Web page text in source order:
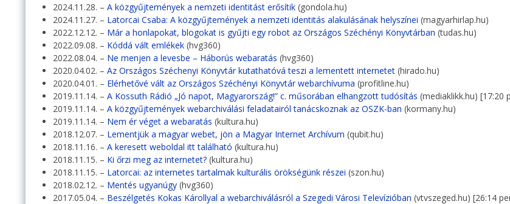
2024.11.28. – A közgyűjtemények a nemzeti identitást erősítik(gondola.hu)
2024.11.27. – Latorcai Csaba: A közgyűjtemények a nemzeti identitás alakulásának helyszínei (magyarhirlap.hu)
2022.12.12. – Már a honlapokat, blogokat is gyűjti egy robot az Országos Széchényi Könyvtárban (tudas.hu)
2022.09.08. – Kóddá vált emlékek(hvg360)
2022.08.04. – Ne menjen a levesbe – Háborús webaratás (hvg360)
2020.04.02. – Az Országos Széchenyi Könyvtár kutathatóvá teszi a lementett internetet(hirado.hu)
2020.04.01. – Elérhetővé vált az Országos Széchényi Könyvtár webarchívuma (profitline.hu)
2019.11.14. – A Kossuth Rádió „Jó napot, Magyarország!” c. műsorában elhangzott tudósítás (mediaklikk.hu) [17:20
2019.11.14. – A közgyűjtemények webarchiválási feladatairól tanácskoznak az OSZK-ban (kormany.hu)
2019.11.14. – Nem ér véget a webaratás (kultura.hu)
2018.12.07. – Lementjük a magyar webet, jön a Magyar Internet Archívum (qubit.hu)
2018.11.16. – A keresett weboldal itt található (kultura.hu)
2018.11.15. – Ki őrzi meg az internetet?(kultura.hu)
2018.11.15. – Latorcai: az internetes tartalmak kulturális örökségünk részei (szon.hu)
2018.02.12. – Mentés ugyanúgy(hvg360)
2017.05.04. – Beszélgetés Kokas Károllyal a webarchiválásról a Szegedi Városi Televízióban (vtvszeged.hu) [26:14